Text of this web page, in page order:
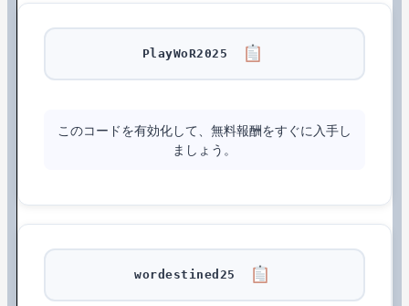
PlayWoR2025
このコードを有効化して、無料報酬をすぐに入手し
ましょう。
wordestined25